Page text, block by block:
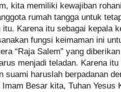
kita memiliki kewajiban
rumah tangga untuk
itu. Karena itu sebagai kepala
fungsi keimaman ini
“Raja Salem” yang
menjadi teladan. Karena
suami haruslah berpadanan
Imam Besar kita, Tuhan Yesus